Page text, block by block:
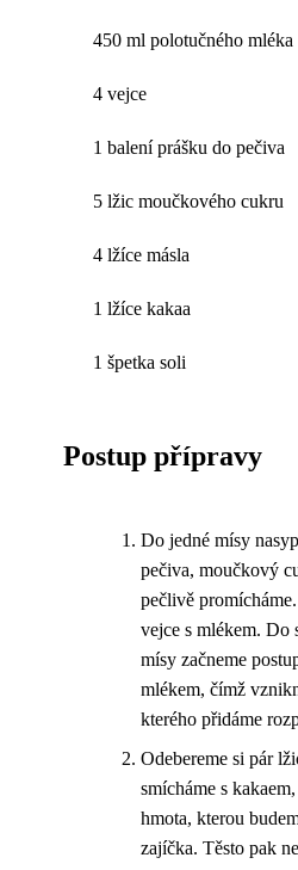
450 ml polotučného mléka
4 vejce
1 balení prášku do pečiva
5 lžic moučkového cukru
4 lžíce másla
1 lžíce kakaa
1 špetka soli
Postup přípravy
Do jedné mísy
pečiva, moučkový
pečlivě
vejce s mlékem. Do
mísy začneme
mlékem, čímž
kterého přidáme
Odebereme si pár
smícháme s
hmota, kterou
zajíčka. Těsto pak